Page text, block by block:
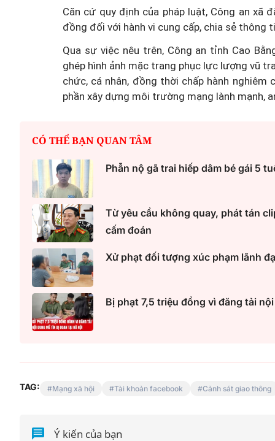
Căn cứ quy định của pháp luật, Công an xã
đồng đối với hành vi cung cấp, chia sẻ thông
Qua sự việc nêu trên, Công an tỉnh Cao
ghép hình ảnh mặc trang phục lực lượng vũ
chức, cá nhân, đồng thời chấp hành nghiêm
phần xây dựng môi trường mạng lành mạnh,
CÓ THỂ BẠN QUAN TÂM
Phẫn nộ gã trai hiếp dâm bé gái 5
Từ yêu cầu không quay, phát tán
cấm đoán
Xử phạt đối tượng xúc phạm lãnh
Bị phạt 7,5 triệu đồng vì đăng tải
TAG: Mạng xã hội Tài khoản facebook Cảnh sát giao thông
Ý kiến của bạn